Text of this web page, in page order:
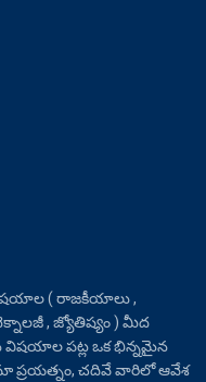
విషయాల ( రాజకీయాలు ,
, జ్యోతిష్యం ) మీద
విషయాల పట్ల ఒక భిన్నమైన
ప్రయత్నం, చదివే వారిలో ఆవేశ